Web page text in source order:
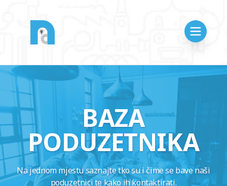
BAZA
PODUZETNIKA
Na jednom mjestu saznajte tko su i čime se bave naši
poduzetnici te kako ih kontaktirati.